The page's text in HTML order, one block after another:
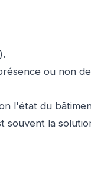
ou non
l'état du
souvent la